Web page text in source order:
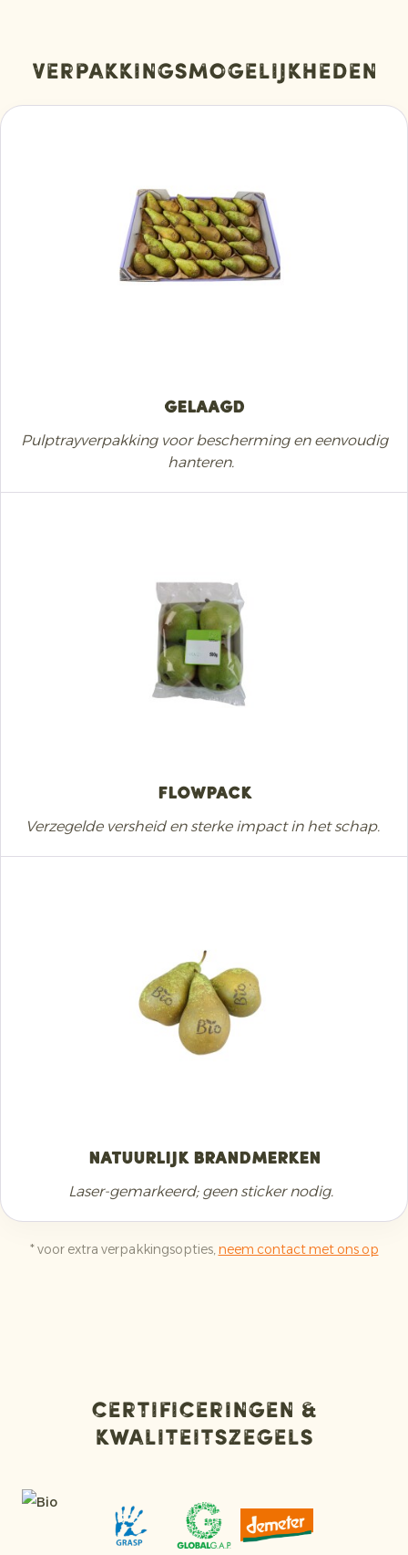
Verpakkingsmogelijkheden
Gelaagd
Pulptrayverpakking voor bescherming en eenvoudig
hanteren.
Flowpack
Verzegelde versheid en sterke impact in het schap.
Natuurlijk brandmerken
Laser-gemarkeerd; geen sticker nodig.
* voor extra verpakkingsopties,neem contact met ons op
Certificeringen &
kwaliteitszegels